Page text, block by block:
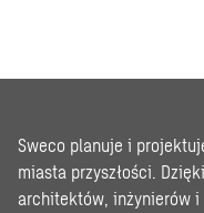
Sweco planuje i
miasta przyszłości.
architektów, inżynierów i